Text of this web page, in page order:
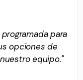
para
opciones de
equipo."